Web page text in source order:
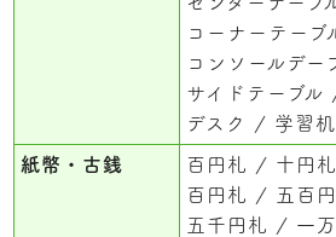
コーナーテーブ
コンソールデー
サイドテーブル
デスク
学習机
紙幣・古銭 百円札 十円札
百円札
五百
五千円札
一